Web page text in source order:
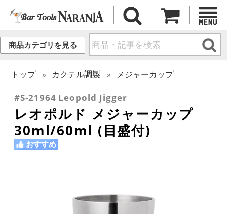
商品カテゴリを見る
トップ カクテル調製 メジャーカップ
#S-21964 Leopold Jigger
レオポルド メジャーカップ
30ml/60ml (目盛付)
おすすめ